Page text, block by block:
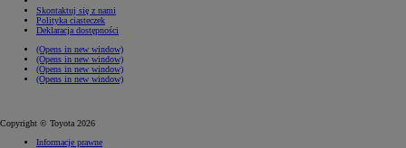
Skontaktuj się z nami
Polityka ciasteczek
Deklaracja dostępności
(Opens in new window)
(Opens in new window)
(Opens in new window)
(Opens in new window)
Copyright © Toyota 2026
Informacje prawne